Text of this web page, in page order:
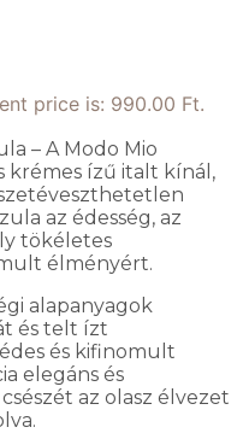
price is: 990.00 Ft.
– A Modo Mio
krémes ízű italt kínál,
az édesség, az
tökéletes
élményért.
alapanyagok
és telt ízt
és kifinomult
elegáns és
az olasz élvezet